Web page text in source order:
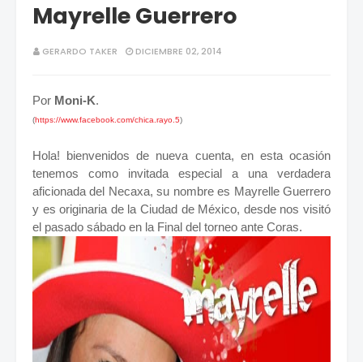
Mayrelle Guerrero
GERARDO TAKER DICIEMBRE 02, 2014
Por Moni-K.
(https://www.facebook.com/chica.rayo.5)
Hola! bienvenidos de nueva cuenta, en esta ocasión
tenemos como invitada especial a una verdadera
aficionada del Necaxa, su nombre es Mayrelle Guerrero
y es originaria de la Ciudad de México, desde nos visitó
el pasado sábado en la Final del torneo ante Coras.